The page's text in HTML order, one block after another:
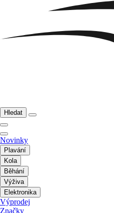
Hledat
Novinky
Plavání
Kola
Běhání
Výživa
Elektronika
Výprodej
Značky